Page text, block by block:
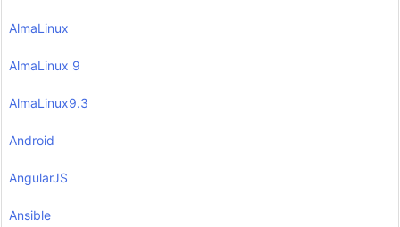
AlmaLinux
AlmaLinux 9
AlmaLinux9.3
Android
AngularJS
Ansible